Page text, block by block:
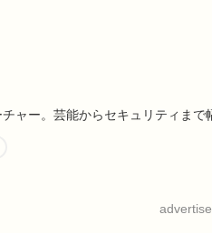
ャー。芸能からセキュリティまで